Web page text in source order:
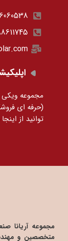
مجموعه ویکی
(حرفه ای
توانید از
متخصصین و